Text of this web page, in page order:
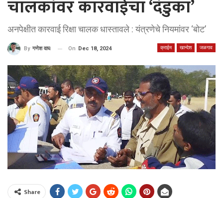
चालकांवर कारवाईचा ‘दंडुका’
अनपेक्षीत कारवाई रिक्षा चालक धास्तावले : यंत्रणेचे नियमांवर ‘बोट’
क्राईम खान्देश जळगाव
By गणेश वाघ On Dec 18, 2024
Share